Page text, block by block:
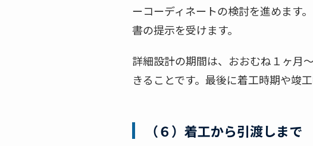
ーコーディネートの検討を進めます
書の提示を受けます。
詳細設計の期間は、おおむね１ヶ月
きることです。最後に着工時期や竣
（６）着工から引渡しまで